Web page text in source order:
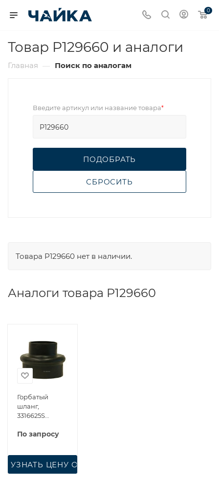
0
Товар P129660 и аналоги
Главная — Поиск по аналогам
Введите артикул или название товара*
ПОДОБРАТЬ
СБРОСИТЬ
Товара P129660 нет в наличии.
Аналоги товара P129660
Горбатый
шланг,
3316625S
По запросу
УЗНАТЬ ЦЕНУ ОПТ